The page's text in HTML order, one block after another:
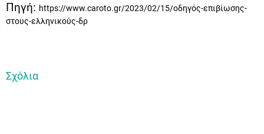
Πηγή: https://www.caroto.gr/2023/02/15/οδηγός-επιβίωσης-
στους-ελληνικούς-δρ
Σχόλια